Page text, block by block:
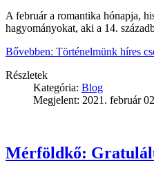
A február a romantika hónapja,
hagyományokat, aki a 14.
Bővebben: Történelmünk híres
Részletek
Kategória: Blog
Megjelent: 2021. február
Mérföldkő: